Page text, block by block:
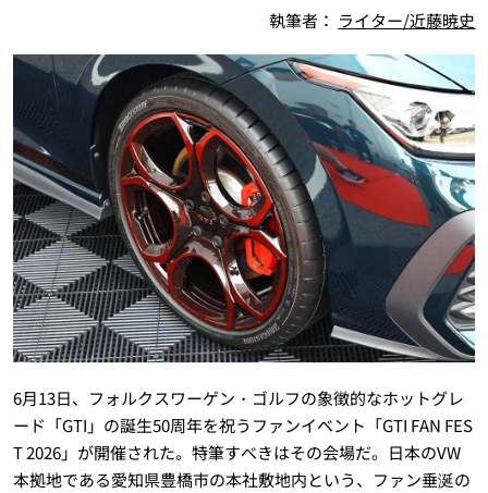
執筆者： ライター/近藤暁史
6月13日、フォルクスワーゲン・ゴルフの象徴的なホットグレ
ード「GTI」の誕生50周年を祝うファンイベント「GTI FAN FES
T 2026」が開催された。特筆すべきはその会場だ。日本のVW
本拠地である愛知県豊橋市の本社敷地内という、ファン垂涎の